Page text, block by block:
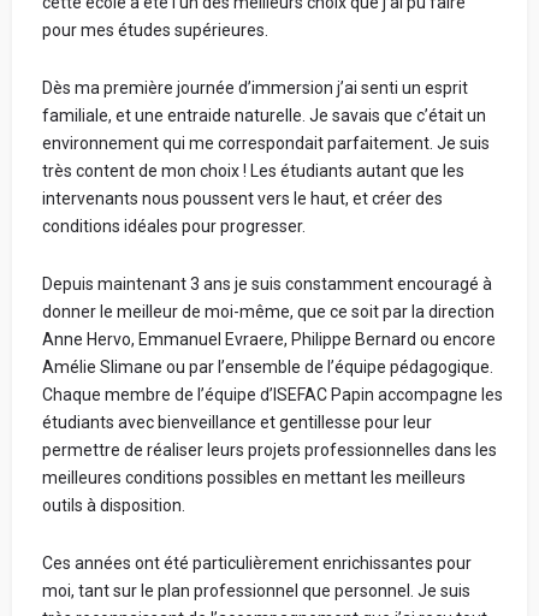
pour mes études supérieures.
Dès ma première journée d’immersion j’ai senti un esprit
familiale, et une entraide naturelle. Je savais que c’était un
environnement qui me correspondait parfaitement. Je suis
très content de mon choix ! Les étudiants autant que les
intervenants nous poussent vers le haut, et créer des
conditions idéales pour progresser.
Depuis maintenant 3 ans je suis constamment encouragé à
donner le meilleur de moi-même, que ce soit par la direction
Anne Hervo, Emmanuel Evraere, Philippe Bernard ou encore
Amélie Slimane ou par l’ensemble de l’équipe pédagogique.
Chaque membre de l’équipe d’ISEFAC Papin accompagne les
étudiants avec bienveillance et gentillesse pour leur
permettre de réaliser leurs projets professionnelles dans les
meilleures conditions possibles en mettant les meilleurs
outils à disposition.
Ces années ont été particulièrement enrichissantes pour
moi, tant sur le plan professionnel que personnel. Je suis